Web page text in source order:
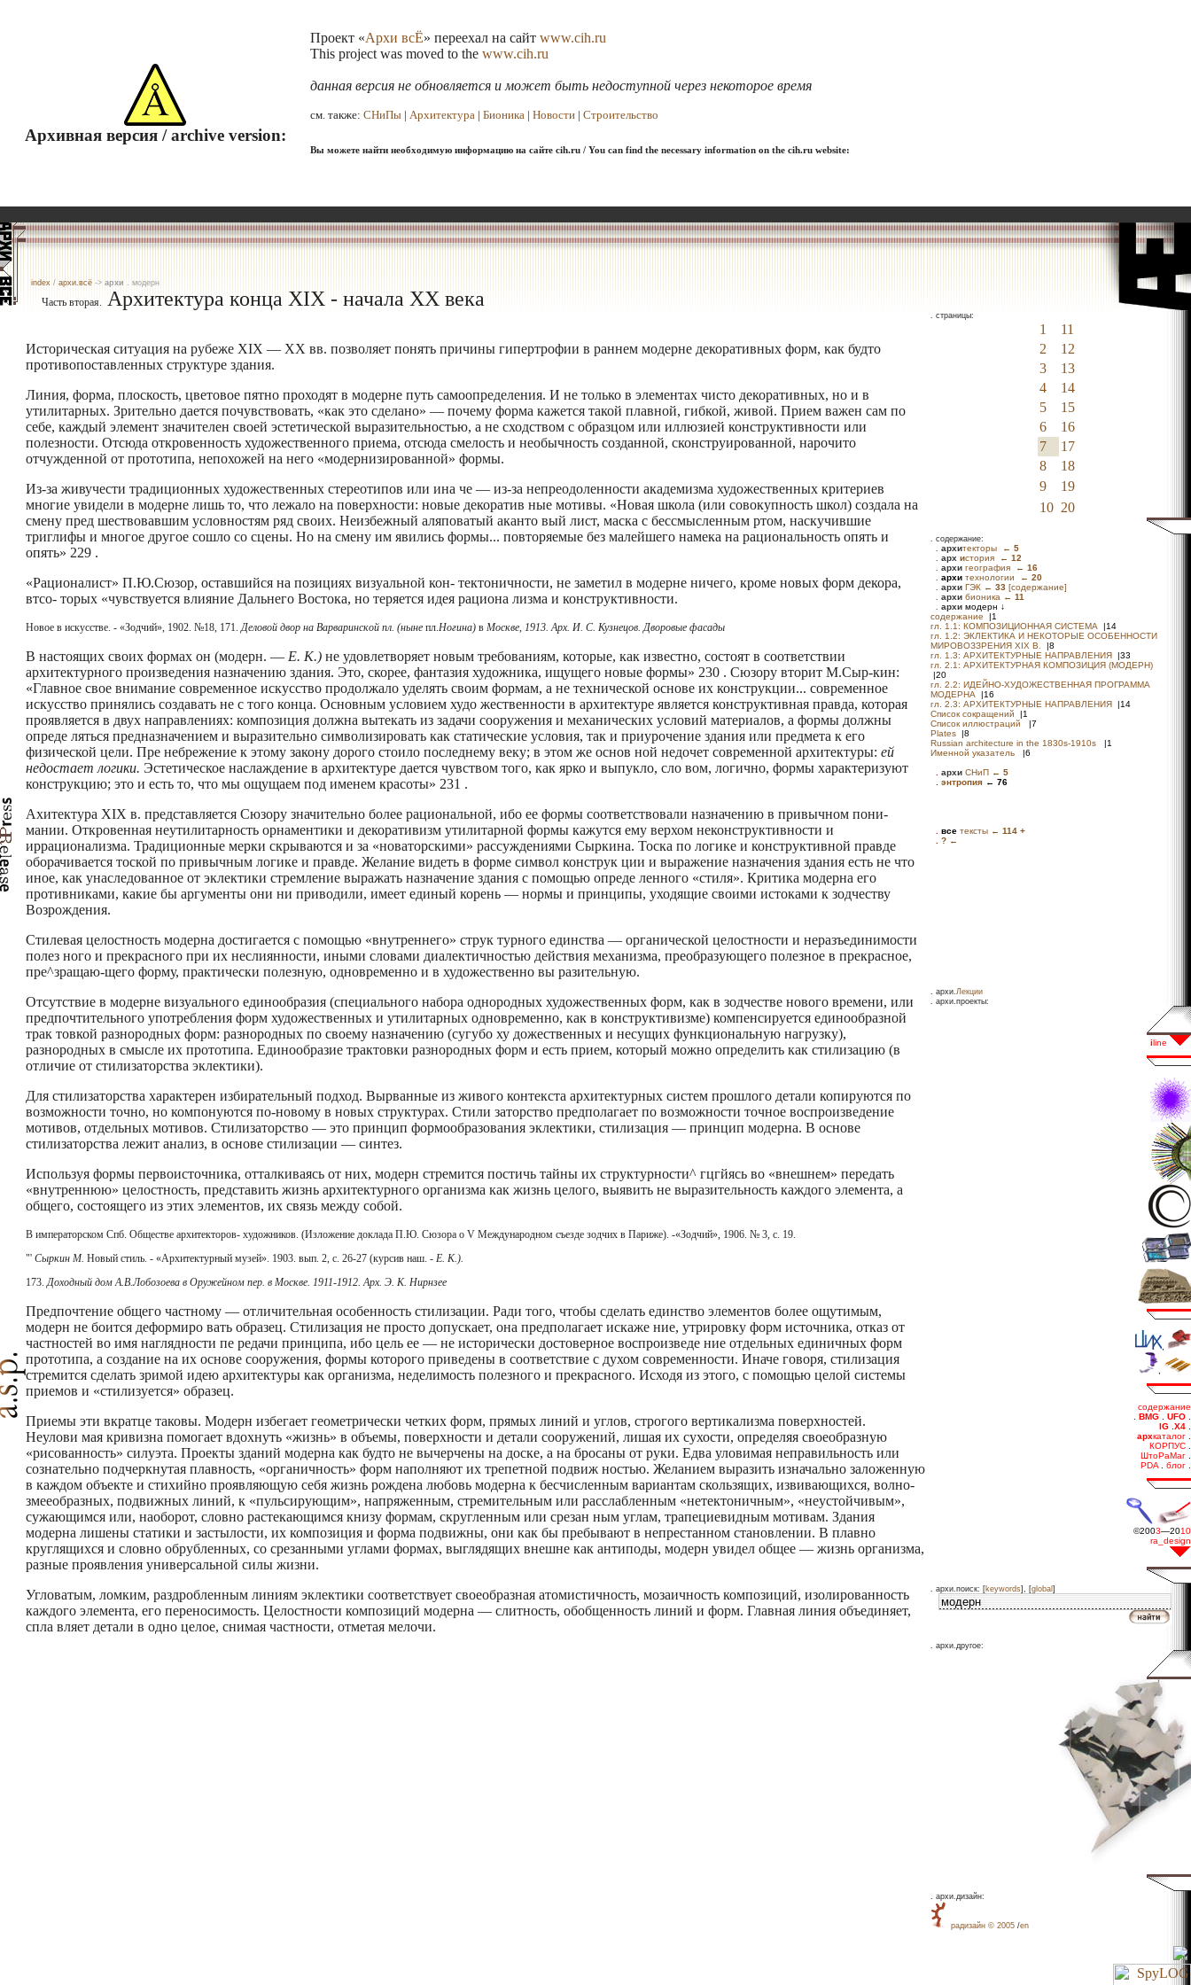
Архивная версия / archive version:
Проект «Архи всЁ» переехал на сайт www.cih.ru
This project was moved to the www.cih.ru
данная версия не обновляется и может быть недоступной через некоторое время
см. также: СНиПы | Архитектура | Бионика | Новости | Строительство
Вы можете найти необходимую информацию на сайте cih.ru / You can find the necessary information on the cih.ru website:
index / архи.всё -> архи . модерн
Часть вторая. Архитектура конца XIX - начала XX века
Историческая ситуация на рубеже XIX — XX вв. позволяет понять причины гипертрофии в раннем модерне декоративных форм, как будто
противопоставленных структуре здания.
Линия, форма, плоскость, цветовое пятно проходят в модерне путь самоопределения. И не только в элементах чисто декоративных, но и в
утилитарных. Зрительно дается почувствовать, «как это сделано» — почему форма кажется такой плавной, гибкой, живой. Прием важен сам по
себе, каждый элемент значителен своей эстетической выразительностью, а не сходством с образцом или иллюзией конструктивности или
полезности. Отсюда откровенность художественного приема, отсюда смелость и необычность созданной, сконструированной, нарочито
отчужденной от прототипа, непохожей на него «модернизированной» формы.
Из-за живучести традиционных художественных стереотипов или ина­ че — из-за непреодоленности академизма художественных критериев
многие увидели в модерне лишь то, что лежало на поверхности: новые декоратив­ ные мотивы. «Новая школа (или совокупность школ) создала на
смену пред­ шествовавшим условностям ряд своих. Неизбежный аляповатый аканто­ вый лист, маска с бессмысленным ртом, наскучившие
триглифы и многое другое сошло со сцены. Но на смену им явились формы... повторяемые без малейшего намека на рациональность опять и
опять» 229 .
«Рационалист» П.Ю.Сюзор, оставшийся на позициях визуальной кон- тектоничности, не заметил в модерне ничего, кроме новых форм декора,
втсо- торых «чувствуется влияние Дальнего Востока, но теряется идея рациона лизма и конструктивности.
Новое в искусстве. - «Зодчий», 1902. №18, 171.Деловой двор на Варваринской пл. (ныне пл.Ногина) в Москве, 1913. Арх. И. С. Кузнецов. Дворовые фасады
В настоящих своих формах он (модерн. — Е. К.) не удовлетворяет новым требованиям, которые, как известно, состоят в со­ответствии
архитектурного произведения назначению здания. Это, скорее, фантазия художника, ищущего новые формы» 230 . Сюзору вторит М.Сыр-кин:
«Главное свое внимание современное искусство продолжало уделять своим формам, а не технической основе их конструкции... современное
искусство принялись создавать не с того конца. Основным условием худо­ жественности в архитектуре является конструктивная правда, которая
проявляется в двух направлениях: композиция должна вытекать из задачи сооружения и механических условий материалов, а формы должны
опреде­ ляться предназначением и выразительно символизировать как статические условия, так и приурочение здания или предмета к его
физической цели. Пре­ небрежение к этому закону дорого стоило последнему веку; в этом же основ­ ной недочет современной архитектуры: ей
недостает логики. Эстетическое наслаждение в архитектуре дается чувством того, как ярко и выпукло, сло­ вом, логично, формы характеризуют
конструкцию; это и есть то, что мы ощущаем под именем красоты» 231 .
Ахитектура XIX в. представляется Сюзору значительно более рацио­нальной, ибо ее формы соответствовали назначению в привычном пони­
мании. Откровенная неутилитарность орнаментики и декоративизм утили­тарной формы кажутся ему верхом неконструктивности и
иррационализма. Традиционные мерки скрываются и за «новаторскими» рассуждениями Сыркина. Тоска по логике и конструктивной правде
оборачивается тоской по привычным логике и правде. Желание видеть в форме символ конструк­ ции и выражение назначения здания есть не что
иное, как унаследованное от эклектики стремление выражать назначение здания с помощью опреде­ ленного «стиля». Критика модерна его
противниками, какие бы аргументы они ни приводили, имеет единый корень — нормы и принципы, уходящие своими истоками к зодчеству
Возрождения.
Стилевая целостность модерна достигается с помощью «внутреннего» струк­ турного единства — органической целостности и неразъединимости
полез­ ного и прекрасного при их неслиянности, иными словами диалектичностью действия механизма, преобразующего полезное в прекрасное,
пре^зращаю-щего форму, практически полезную, одновременно и в художественно вы­ разительную.
Отсутствие в модерне визуального единообразия (специального набора однородных художественных форм, как в зодчестве нового времени, или
предпочтительного употребления форм художественных и утилитарных одновременно, как в конструктивизме) компенсируется единообразной
трак­ товкой разнородных форм: разнородных по своему назначению (сугубо ху­ дожественных и несущих функциональную нагрузку),
разнородных в смысле их прототипа. Единообразие трактовки разнородных форм и есть прием, который можно определить как стилизацию (в
отличие от стилизаторства эклектики).
Для стилизаторства характерен избирательный подход. Вырванные из живого контекста архитектурных систем прошлого детали копируются по
возможности точно, но компонуются по-новому в новых структурах. Стили­ заторство предполагает по возможности точное воспроизведение
мотивов, отдельных мотивов. Стилизаторство — это принцип формообразования эк­лектики, стилизация — принцип модерна. В основе
стилизаторства лежит анализ, в основе стилизации — синтез.
Используя формы первоисточника, отталкиваясь от них, модерн стре­мится постичь тайны их структурности^ гцгйясь во «внешнем» передать
«внутреннюю» целостность, представить жизнь архитектурного организма как жизнь целого, выявить не выразительность каждого элемента, а
общего, состоящего из этих элементов, их связь между собой.
В императорском Спб. Обществе архитекторов- художников. (Изложение доклада П.Ю. Сюзора о V Международном съезде зодчих в Париже). -«Зодчий», 1906. № 3, с. 19.
"' Сыркин М. Новый стиль. - «Архитектурный музей». 1903. вып. 2, с. 26-27 (курсив наш. - Е. К.).
173.Доходный дом А.В.Лобозоева в Оружейном пер. в Москве. 1911-1912. Арх. Э. К. Нирнзее
Предпочтение общего частному — отличительная особенность стилизации. Ради того, чтобы сде­лать единство элементов более ощутимым,
модерн не боится деформиро­ вать образец. Стилизация не просто допускает, она предполагает искаже­ ние, утрировку форм источника, отказ от
частностей во имя наглядности пе­ редачи принципа, ибо цель ее — не исторически достоверное воспроизведе­ ние отдельных единичных форм
прототипа, а создание на их основе соору­жения, формы которого приведены в соответствие с духом современности. Иначе говоря, стилизация
стремится сделать зримой идею архитектуры как организма, неделимость полезного и прекрасного. Исходя из этого, с по­мощью целой системы
приемов и «стилизуется» образец.
Приемы эти вкратце таковы. Модерн избегает геометрически четких форм, прямых линий и углов, строгого вертикализма поверхностей.
Неулови­ мая кривизна помогает вдохнуть «жизнь» в объемы, поверхности и детали сооружений, лишая их сухости, определяя своеобразную
«рисованность» силуэта. Проекты зданий модерна как будто не вычерчены на доске, а на­ бросаны от руки. Едва уловимая неправильность или
сознательно подчерк­нутая плавность, «органичность» форм наполняют их трепетной подвиж­ ностью. Желанием выразить изначально заложенную
в каждом объекте и стихийно проявляющую себя жизнь рождена любовь модерна к бес­численным вариантам скользящих, извивающихся, волно-
змееобразных, подвижных линий, к «пульсирующим», напряженным, стремительным или расслабленным «нетектоничным», «неустойчивым»,
сужающимся или, наоборот, словно растекающимся книзу формам, скругленным или срезан­ ным углам, трапециевидным мотивам. Здания
модерна лишены статики и застылости, их композиция и форма подвижны, они как бы пребывают в непрестанном становлении. В плавно
круглящихся и словно обрубленных, со срезанными углами формах, выглядящих внешне как антиподы, модерн увидел общее — жизнь организма,
разные проявления универсальной силы жизни.
Угловатым, ломким, раздробленным линиям эклектики соответствует своеобразная атомистичность, мозаичность композиций, изолированность
каждого элемента, его переносимость. Целостности композиций модерна — слитность, обобщенность линий и форм. Главная линия объединяет,
спла­ вляет детали в одно целое, снимая частности, отметая мелочи.
. страницы:
1
11
2
12
3
13
4
14
5
15
6
16
7
17
8
18
9
19
10 20
. содержание:
архи.Лекции
архи.проекты:
архи.поиск: [keywords], [global ]
архи.другое:
архи.дизайн:
рaдизайн © 2005 /en